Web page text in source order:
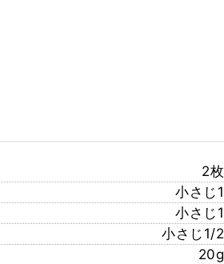
2枚
小さじ1
小さじ1
小さじ1/2
20g